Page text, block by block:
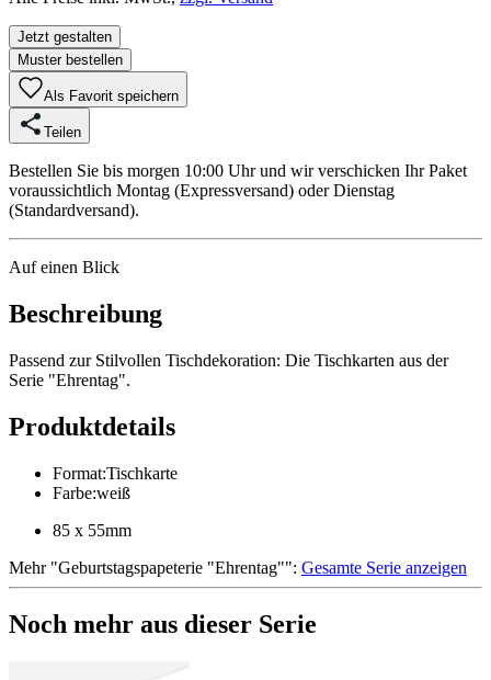
Jetzt gestalten
Muster bestellen
Als Favorit speichern
Teilen
Bestellen Sie bis morgen 10:00 Uhr und wir verschicken Ihr Paket
voraussichtlich Montag (Expressversand) oder Dienstag
(Standardversand).
Auf einen Blick
Beschreibung
Passend zur Stilvollen Tischdekoration: Die Tischkarten aus der
Serie "Ehrentag".
Produktdetails
Format:Tischkarte
Farbe:weiß
85 x 55mm
Mehr"Geburtstagspapeterie "Ehrentag"": Gesamte Serie anzeigen
Noch mehr aus dieser Serie